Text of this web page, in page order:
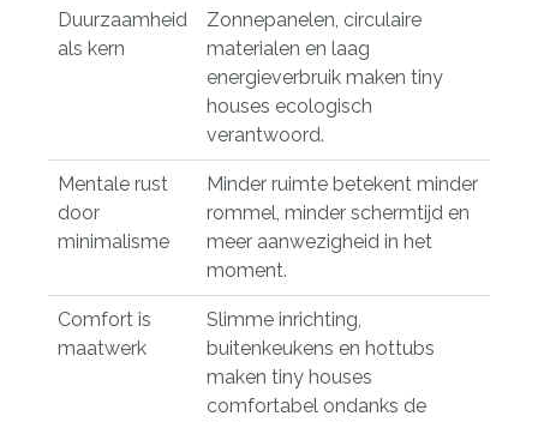
Duurzaamheid
als kern
Zonnepanelen, circulaire
materialen en laag
energieverbruik maken tiny
houses ecologisch
verantwoord.
Mentale rust
door
minimalisme
Minder ruimte betekent minder
rommel, minder schermtijd en
meer aanwezigheid in het
moment.
Comfort is
maatwerk
Slimme inrichting,
buitenkeukens en hottubs
maken tiny houses
comfortabel ondanks de